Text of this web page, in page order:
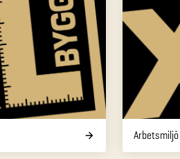
Arbetsmiljö